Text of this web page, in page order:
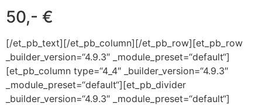
50,- €
[/et_pb_text][/et_pb_column][/et_pb_row][et_pb_row
_builder_version=“4.9.3″ _module_preset=“default“]
[et_pb_column type=“4_4″ _builder_version=“4.9.3″
_module_preset=“default“][et_pb_divider
_builder_version=“4.9.3″ _module_preset=“default“]